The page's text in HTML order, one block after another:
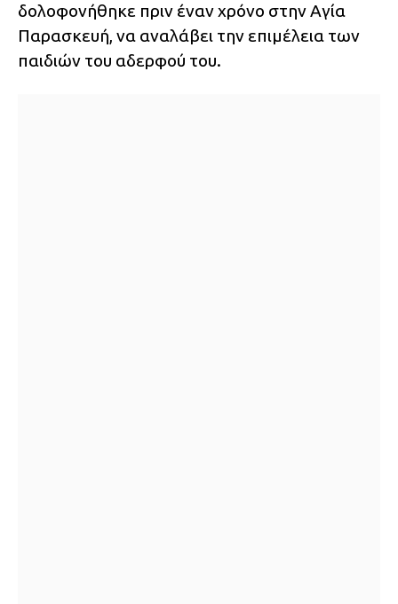
δολοφονήθηκε πριν έναν χρόνο στην Αγία
Παρασκευή, να αναλάβει την επιμέλεια των
παιδιών του αδερφού του.